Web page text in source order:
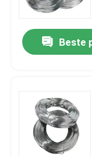
Contacteer ons
Inconel 600
Beste